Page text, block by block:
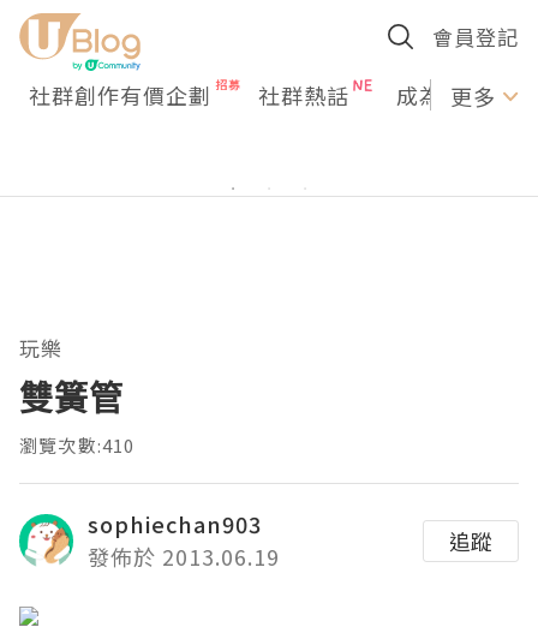
會員登記
社群創作有價企劃 社群熱話 成為U更多
玩樂
雙簧管
瀏覽次數:410
sophiechan903
發佈於 2013.06.19
追蹤